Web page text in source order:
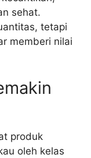
sehat.
tetapi
memberi nilai
produk
oleh kelas